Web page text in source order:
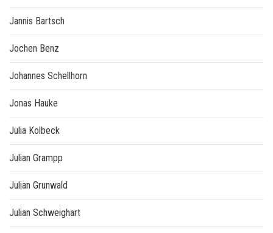
Jannis Bartsch
Jochen Benz
Johannes Schellhorn
Jonas Hauke
Julia Kolbeck
Julian Grampp
Julian Grunwald
Julian Schweighart